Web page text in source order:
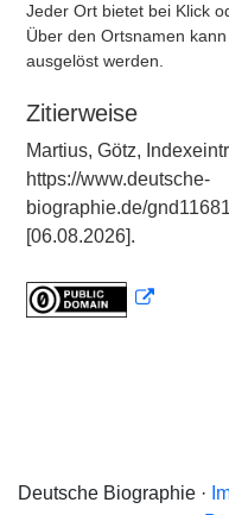
Jeder Ort bietet bei Klick
Über den Ortsnamen
ausgelöst werden.
Zitierweise
Martius, Götz,
https://www.deutsche-
biographie.de/
[06.08.2026].
Deutsche Biographie ·